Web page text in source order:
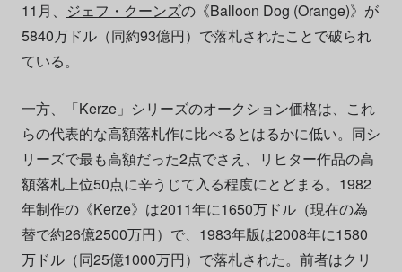
11月、 ジェフ・クーンズの《Balloon Dog (Orange)》が
5840万ドル（同約93億円）で落札されたことで破られ
ている。
一方、「Kerze」シリーズのオークション価格は、これ
らの代表的な高額落札作に比べるとはるかに低い。同シ
リーズで最も高額だった2点でさえ、リヒター作品の高
額落札上位50点に辛うじて入る程度にとどまる。1982
年制作の《Kerze》は2011年に1650万ドル（現在の為
替で約26億2500万円）で、1983年版は2008年に1580
万ドル（同25億1000万円）で落札された。前者はクリ